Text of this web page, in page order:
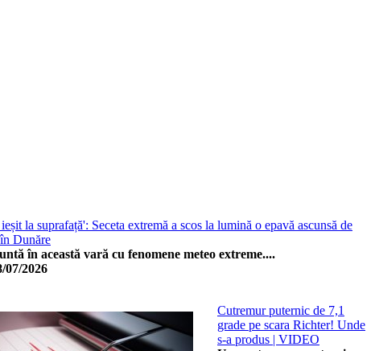
la suprafață': Seceta extremă a scos la lumină o epavă ascunsă de
Dunăre
în această vară cu fenomene meteo extreme....
07/2026
Cutremur puternic de 7,1
grade pe scara Richter! Unde
s-a produs | VIDEO